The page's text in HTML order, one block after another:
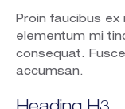
Proin faucibus
elementum mi
consequat.
accumsan.